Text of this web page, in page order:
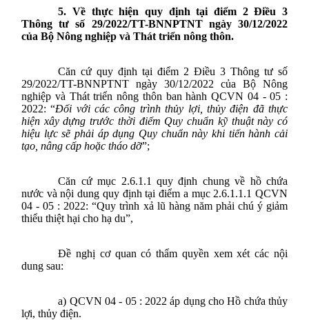
5. Về thực hiện quy địnhtại điểm 2 Điều 3
Thông tư số 29/2022/TT-BNNPTNT ngày 30/12/2022
của Bộ Nông nghiệp và Thát triển nông thôn.
Căn cứ quy định tại điểm 2 Điều 3 Thông tư số
29/2022/TT-BNNPTNT ngày 30/12/2022 của Bộ Nông
nghiệp và Thát triển nông thôn ban hành QCVN 04 - 05 :
2022: “Đối với các công trình thủy lợi, thủy điện đã thực
hiện xây dựng trước thời điểm Quy chuẩn kỹ thuật này có
hiệu lực sẽ phải áp dụng Quy chuẩn này khi tiến hành cải
tạo, nâng cấp hoặc tháo dỡ”;
Căn cứ mục 2.6.1.1 quy định chung về hồ chứa
nước và nội dung quy định tại điểm a mục 2.6.1.1.1 QCVN
04 - 05 : 2022: “Quy trình xả lũ hàng năm phải chú ý giảm
thiểu thiệt hại cho hạ du”,
Đề nghị cơ quan có thẩm quyền xem xét các nội
dung sau:
a) QCVN 04 - 05 : 2022 áp dụng cho Hồ chứa thủy
lợi, thủy điện.